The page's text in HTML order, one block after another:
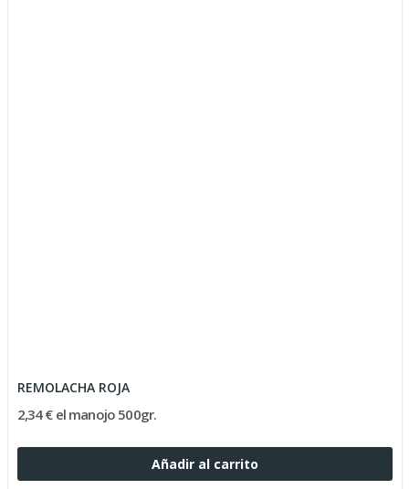
REMOLACHA ROJA
2,34 € el manojo 500gr.
Añadir al carrito